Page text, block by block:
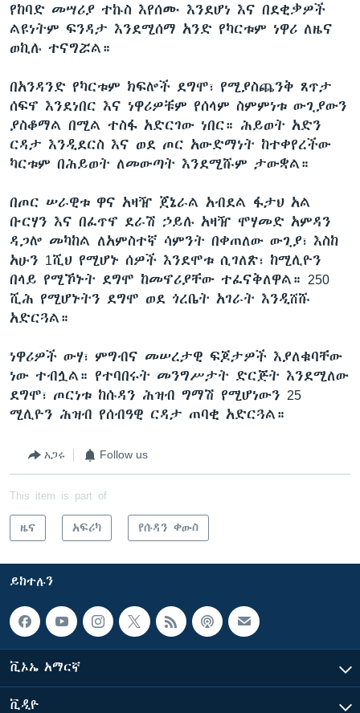
የከባድ መሣሪያ ተኩስ እየሰሙ እንደሆነ እና በደቂቃዎች
ልዩነትም ፍንዳታ እንደሚሰማ አንድ የካርቱም ነዋሪ ለዜና
ወኪሉ ተናግሯል።
በአንዳንድ የካርቱም ክፍሎች ደግሞ፣ የሚያስጨንቅ ጸጥታ
ሰፍኖ እንደነበር እና ነዋሪዎቹም የሰላም ስምምነቱ ውጊያውን
ያስቆማል በሚል ተስፋ አድርገው ነበር። ሕይወት አድን
ርዳታ እንዲደርስ እና ወደ ጦር አውድማነት ከተቀየረችው
ካርቱም በሕይወት ለመውጣት እንደሚሹም ታውቋል።
በጦር ሠራዊቱ ዋና አዛዥ ጀኔራል አብደል ፋታህ አል
ቡርሃን እና በፈጥኖ ደራሽ ኃይሉ አዛዥ ሞሃመድ አምዳን
ዳጋሎ መካከል ለአምስተኛ ሳምንት በቀጠለው ውጊያ፣ እስከ
አሁን 1ሺህ የሚሆኑ ሰዎች እንደሞቱ ሲገለጽ፣ ከሚሊዮን
በላይ የሚኾኑት ደግሞ ከመኖሪያቸው ተፈናቅለዋል። 250
ሺሕ የሚሆኑትን ደግሞ ወደ ጎረቤት አገራት እንዲሸሹ
አድርጓል።
ነዋሪዎች ውሃ፣ ምግብና መሠረታዊ ፍጆታዎች እያለቁባቸው
ነው ተብሏል። የተባበሩት መንግሥታት ድርጅት እንደሚለው
ደግሞ፣ ጦርነቱ ከሱዳን ሕዝብ ግማሽ የሚሆነውን 25
ሚሊዮን ሕዝብ የሰብዓዊ ርዳታ ጠባቂ አድርጓል።
አጋሩ Follow us
This item is part of
ዜና አፍሪካ የሱዳን ቀውስ
ይከተሉን
ቪኦኤ አማርኛ
ቪዲዮ